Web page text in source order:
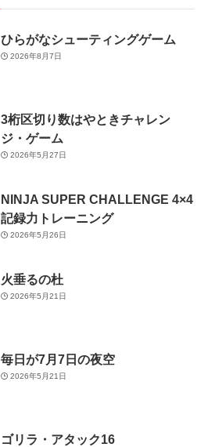
ひらがなシューティングゲーム
2026年8月7日
3桁区切り数はやときチャレン
ジ・ゲーム
2026年5月27日
NINJA SUPER CHALLENGE 4×4
記録力トレーニング
2026年5月26日
火垂るの杜
2026年5月21日
毎日が7月7日の夜空
2026年5月21日
ゴリラ・アタック16